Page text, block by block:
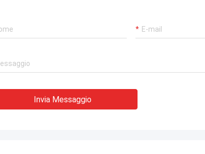
Invia Messaggio